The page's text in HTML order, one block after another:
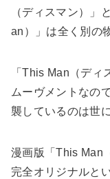
（ディスマン）」
an）」は全く別の
「This Man（ディ
ムーヴメントなの
襲しているのは世
漫画版「This Man
完全オリジナルと